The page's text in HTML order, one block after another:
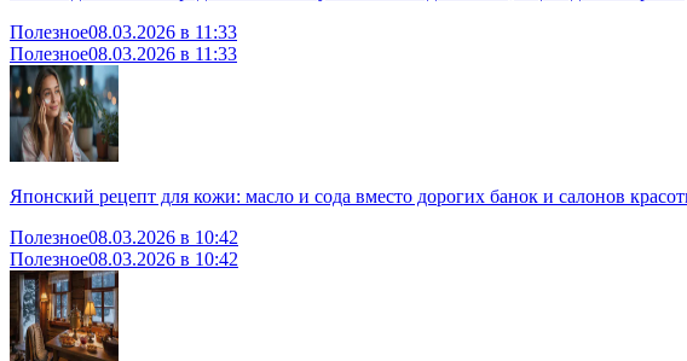
Полезное08.03.2026 в 11:33
Полезное08.03.2026 в 11:33
Японский рецепт для кожи: масло и сода вместо дорогих банок и салонов
Полезное08.03.2026 в 10:42
Полезное08.03.2026 в 10:42